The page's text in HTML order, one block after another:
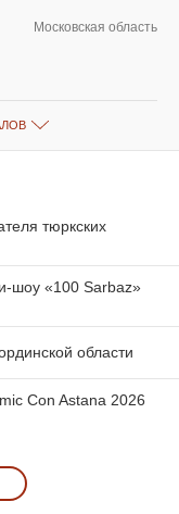
Московская область
тюркских
шоу «100 Sarbaz»
области
Con Astana 2026